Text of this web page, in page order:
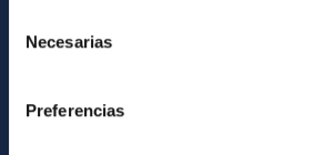
Necesarias
Preferencias
Code of ethics and anti-fraud policy